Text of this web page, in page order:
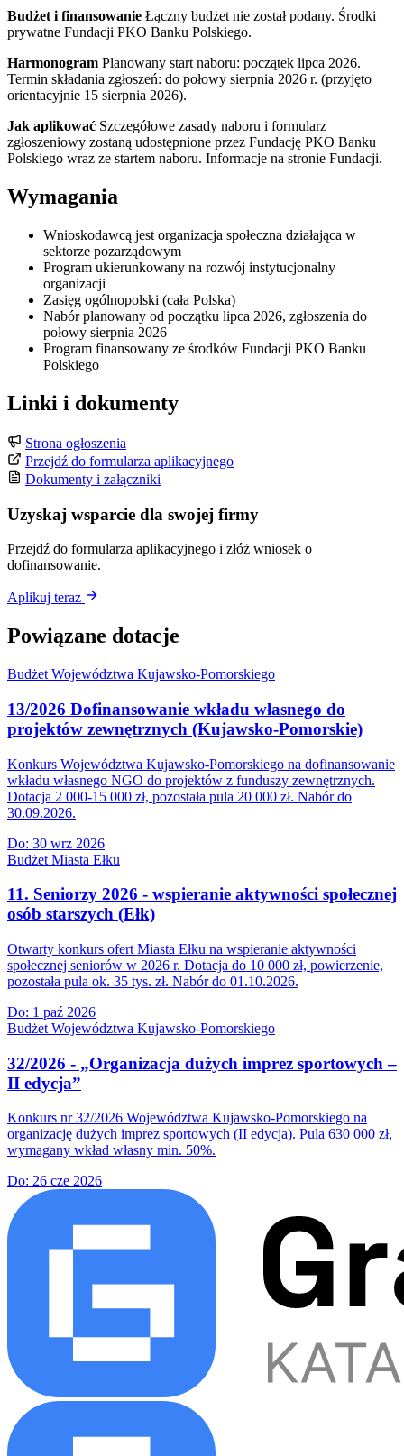
Budżet i finansowanie Łączny budżet nie został podany. Środki
prywatne Fundacji PKO Banku Polskiego.
Harmonogram Planowany start naboru: początek lipca 2026.
Termin składania zgłoszeń: do połowy sierpnia 2026 r. (przyjęto
orientacyjnie 15 sierpnia 2026).
Jak aplikować Szczegółowe zasady naboru i formularz
zgłoszeniowy zostaną udostępnione przez Fundację PKO Banku
Polskiego wraz ze startem naboru. Informacje na stronie Fundacji.
Wymagania
Wnioskodawcą jest organizacja społeczna działająca w
sektorze pozarządowym
Program ukierunkowany na rozwój instytucjonalny
organizacji
Zasięg ogólnopolski (cała Polska)
Nabór planowany od początku lipca 2026, zgłoszenia do
połowy sierpnia 2026
Program finansowany ze środków Fundacji PKO Banku
Polskiego
Linki i dokumenty
Strona ogłoszenia
Przejdź do formularza aplikacyjnego
Dokumenty i załączniki
Uzyskaj wsparcie dla swojej firmy
Przejdź do formularza aplikacyjnego i złóż wniosek o
dofinansowanie.
Aplikuj teraz
Powiązane dotacje
Budżet Województwa Kujawsko-Pomorskiego
13/2026 Dofinansowanie wkładu własnego do
projektów zewnętrznych (Kujawsko-Pomorskie)
Konkurs Województwa Kujawsko-Pomorskiego na dofinansowanie
wkładu własnego NGO do projektów z funduszy zewnętrznych.
Dotacja 2 000-15 000 zł, pozostała pula 20 000 zł. Nabór do
30.09.2026.
Do: 30 wrz 2026
Budżet Miasta Ełku
11. Seniorzy 2026 - wspieranie aktywności społecznej
osób starszych (Ełk)
Otwarty konkurs ofert Miasta Ełku na wspieranie aktywności
społecznej seniorów w 2026 r. Dotacja do 10 000 zł, powierzenie,
pozostała pula ok. 35 tys. zł. Nabór do 01.10.2026.
Do: 1 paź 2026
Budżet Województwa Kujawsko-Pomorskiego
32/2026 - „Organizacja dużych imprez sportowych –
II edycja”
Konkurs nr 32/2026 Województwa Kujawsko-Pomorskiego na
organizację dużych imprez sportowych (II edycja). Pula 630 000 zł,
wymagany wkład własny min. 50%.
Do: 26 cze 2026